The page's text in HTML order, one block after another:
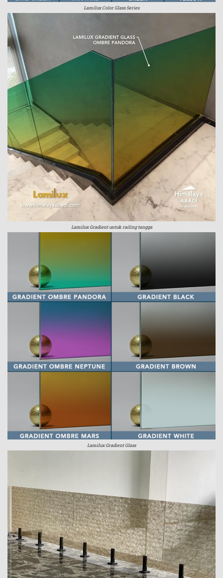
Lamilux Color Glass Series
Lamilux Gradient untuk railing tangga
Lamilux Gradient Glass